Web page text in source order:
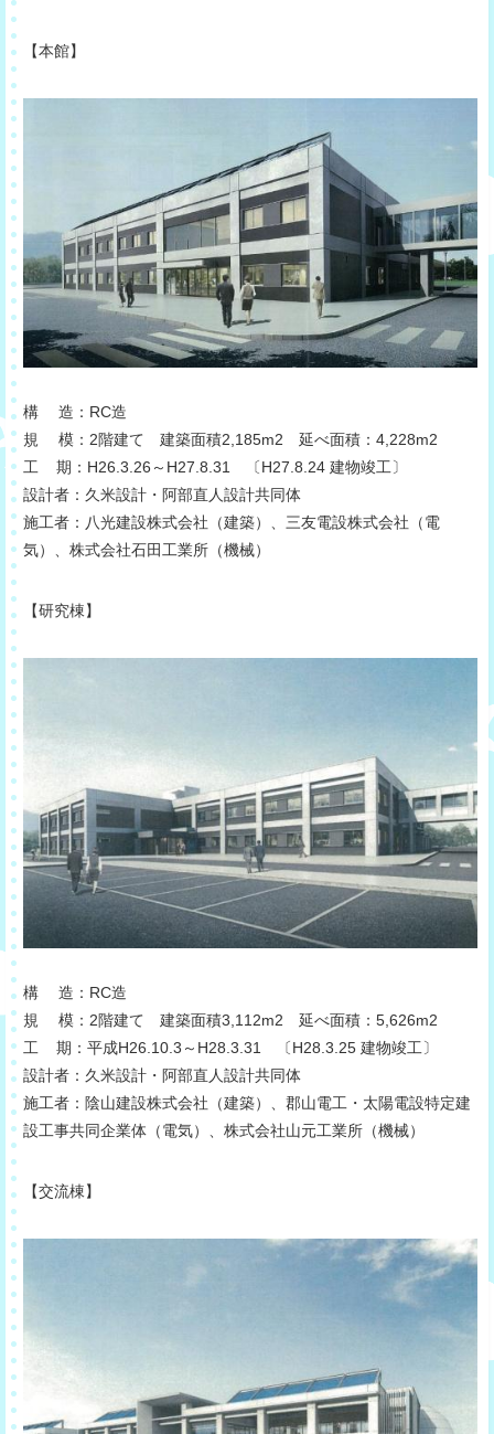
【本館】
構 造：RC造
規 模：2階建て 建築面積2,185m2 延べ面積：4,228m2
工 期：H26.3.26～H27.8.31 〔H27.8.24 建物竣工〕
設計者：久米設計・阿部直人設計共同体
施工者：八光建設株式会社（建築）、三友電設株式会社（電
気）、株式会社石田工業所（機械）
【研究棟】
構 造：RC造
規 模：2階建て 建築面積3,112m2 延べ面積：5,626m2
工 期：平成H26.10.3～H28.3.31 〔H28.3.25 建物竣工〕
設計者：久米設計・阿部直人設計共同体
施工者：陰山建設株式会社（建築）、郡山電工・太陽電設特定建
設工事共同企業体（電気）、株式会社山元工業所（機械）
【交流棟】